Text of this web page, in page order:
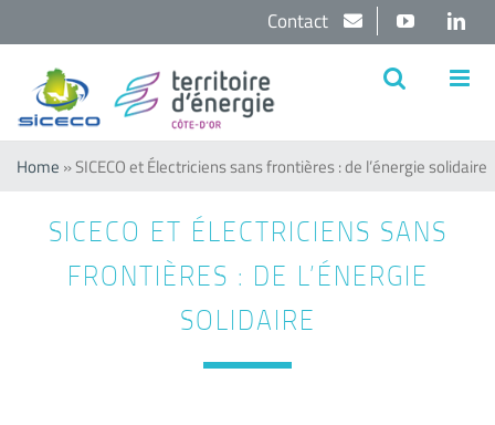
contenu
YouTube
Contact
Home »SICECO et Électriciens sans frontières : de l’énergie solidaire
SICECO ET ÉLECTRICIENS SANS
FRONTIÈRES : DE L’ÉNERGIE
SOLIDAIRE